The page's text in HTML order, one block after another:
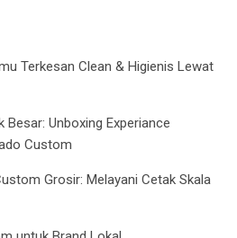
Terkesan Clean & Higienis Lewat
Unboxing Experiance
Custom
Grosir: Melayani Cetak Skala